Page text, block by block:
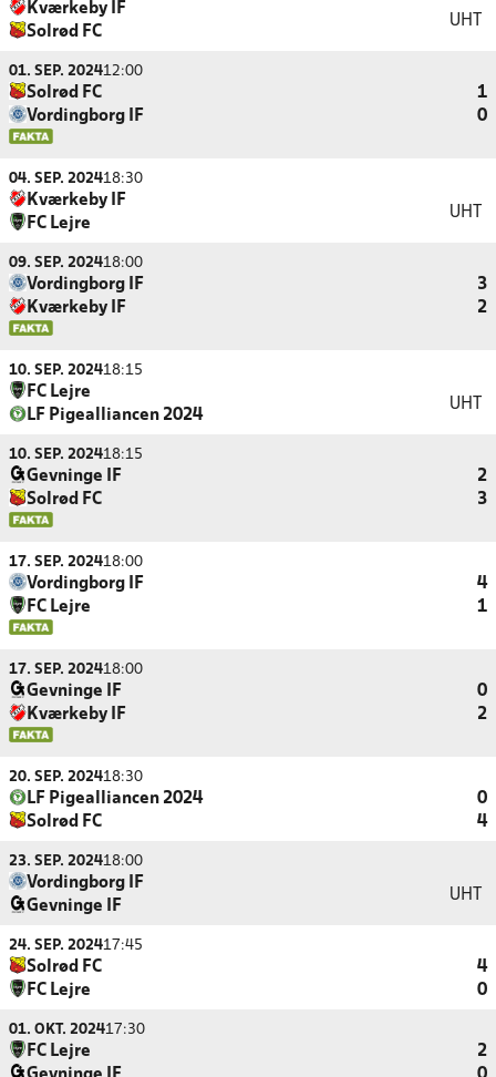
Kværkeby IF
Solrød FC
UHT
01. SEP. 202412:00
Solrød FC
1
Vordingborg IF
0
04. SEP. 202418:30
Kværkeby IF
FC Lejre
UHT
09. SEP. 202418:00
Vordingborg IF
3
Kværkeby IF
2
10. SEP. 202418:15
FC Lejre
LF Pigealliancen 2024
UHT
10. SEP. 202418:15
Gevninge IF
2
Solrød FC
3
17. SEP. 202418:00
Vordingborg IF
4
FC Lejre
1
17. SEP. 202418:00
Gevninge IF
0
Kværkeby IF
2
20. SEP. 202418:30
LF Pigealliancen 2024
0
Solrød FC
4
23. SEP. 202418:00
Vordingborg IF
Gevninge IF
UHT
24. SEP. 202417:45
Solrød FC
4
FC Lejre
0
01. OKT. 202417:30
FC Lejre
2